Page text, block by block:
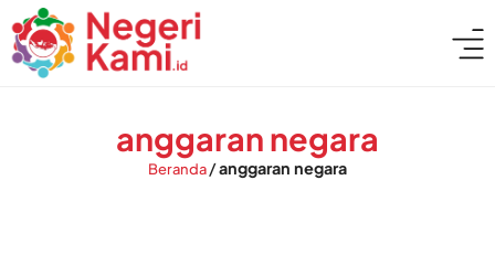
anggaran negara
Beranda/anggaran negara